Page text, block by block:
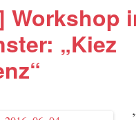
Workshop
„Kiez